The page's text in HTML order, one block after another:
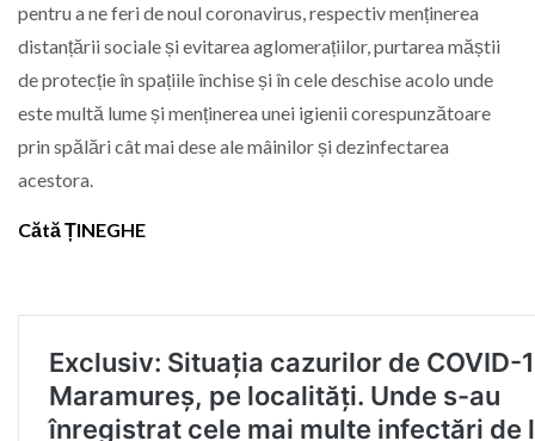
pentru a ne feri de noul coronavirus, respectiv menținerea
distanțării sociale și evitarea aglomerațiilor, purtarea măștii
de protecție în spațiile închise și în cele deschise acolo unde
este multă lume și menținerea unei igienii corespunzătoare
prin spălări cât mai dese ale mâinilor și dezinfectarea
acestora.
Cătă ȚINEGHE